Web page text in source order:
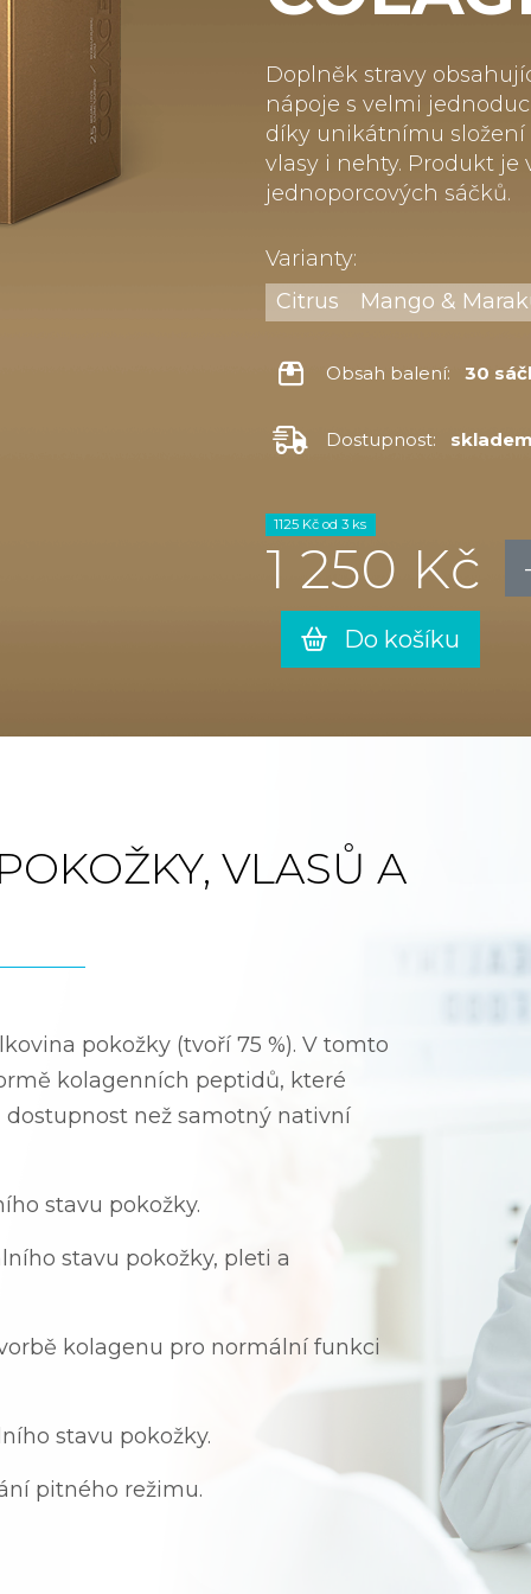
Doplněk stravy
nápoje s velmi
díky unikátnímu
vlasy i nehty. Produkt
jednoporcových sáčků.
Varianty:
Citrus
Mango &
Obsah balení: 30
Dostupnost:
1125 Kč od 3 ks
1 250 Kč
Do košíku
VLASŮ A
pokožky (tvoří 75 %). V tomto
kolagenních peptidů, které
než samotný nativní
stavu pokožky.
stavu pokožky, pleti a
kolagenu pro normální funkci
stavu pokožky.
pitného režimu.